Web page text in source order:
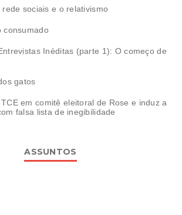
sociais e o relativismo
consumado
Inéditas (parte 1): O começo de
gatos
em comitê eleitoral de Rose e induz a
falsa lista de inegibilidade
ASSUNTOS